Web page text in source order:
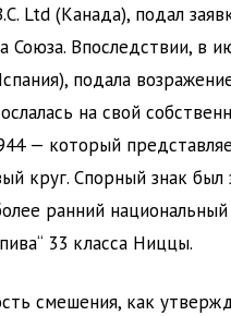
Ltd (Канада), подал
Союза. Впоследствии, в
подала
на свой
— который
круг. Спорный знак был
ранний национальный
33 класса Ниццы.
смешения, как